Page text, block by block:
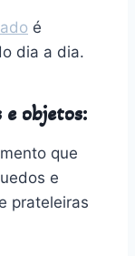
é
dia a dia.
objetos:
que
e
prateleiras